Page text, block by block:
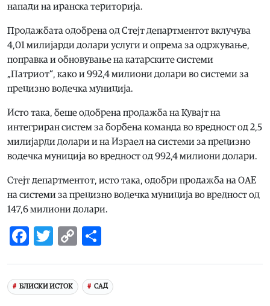
напади на иранска територија.
Продажбата одобрена од Стејт департментот вклучува
4,01 милијарди долари услуги и опрема за одржување,
поправка и обновување на катарските системи
„Патриот“, како и 992,4 милиони долари во системи за
прецизно водечка муниција.
Исто така, беше одобрена продажба на Кувајт на
интегриран систем за борбена команда во вредност од 2,5
милијарди долари и на Израел на системи за прецизно
водечка муниција во вредност од 992,4 милиони долари.
Стејт департментот, исто така, одобри продажба на ОАЕ
на системи за прецизно водечка муниција во вредност од
147,6 милиони долари.
Facebook
Twitter
Copy
БЛИСКИ ИСТОК САД